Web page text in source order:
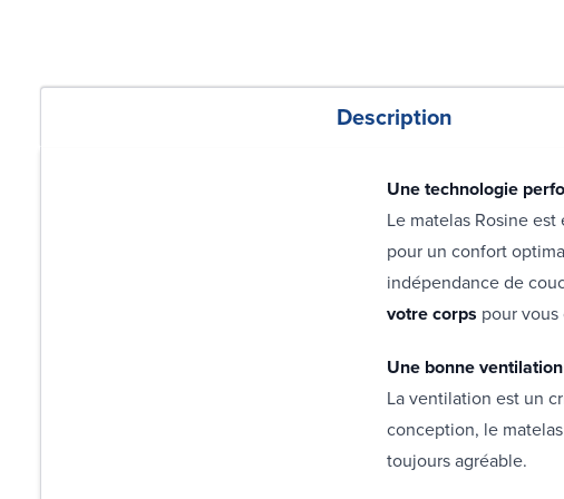
Description
Une technologie
Le matelas Rosine
pour un confort
indépendance de
votre corps pour
Une bonne ventilation
La ventilation est un
conception, le
toujours agréable.